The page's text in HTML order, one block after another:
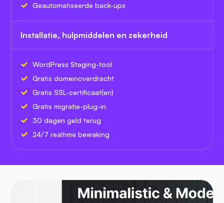
Geautomatiseerde back-ups
Installatie, hulpmiddelen en zekerheid
WordPress Staging-tool
Gratis domeinoverdracht
Gratis SSL-certificaat(en)
Gratis migratie-plug-in
30 dagen geld terug
24/7 realtime bewaking